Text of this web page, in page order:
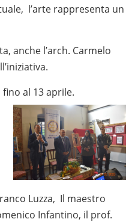
l’arte rappresenta un
anche l’arch. Carmelo
al 13 aprile.
Luzza, Il maestro
Infantino, il prof.